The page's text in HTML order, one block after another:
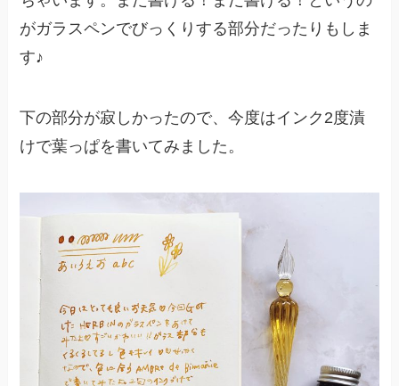
がガラスペンでびっくりする部分だったりもしま
す♪
下の部分が寂しかったので、今度はインク2度漬
けで葉っぱを書いてみました。